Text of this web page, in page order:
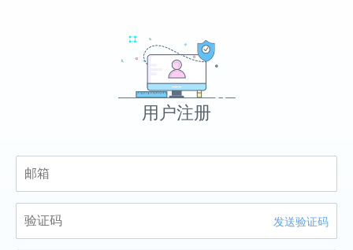
用户注册
发送验证码